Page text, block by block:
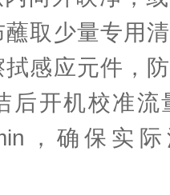
取少量专用
感应元件，
后开机校准流
，确保实